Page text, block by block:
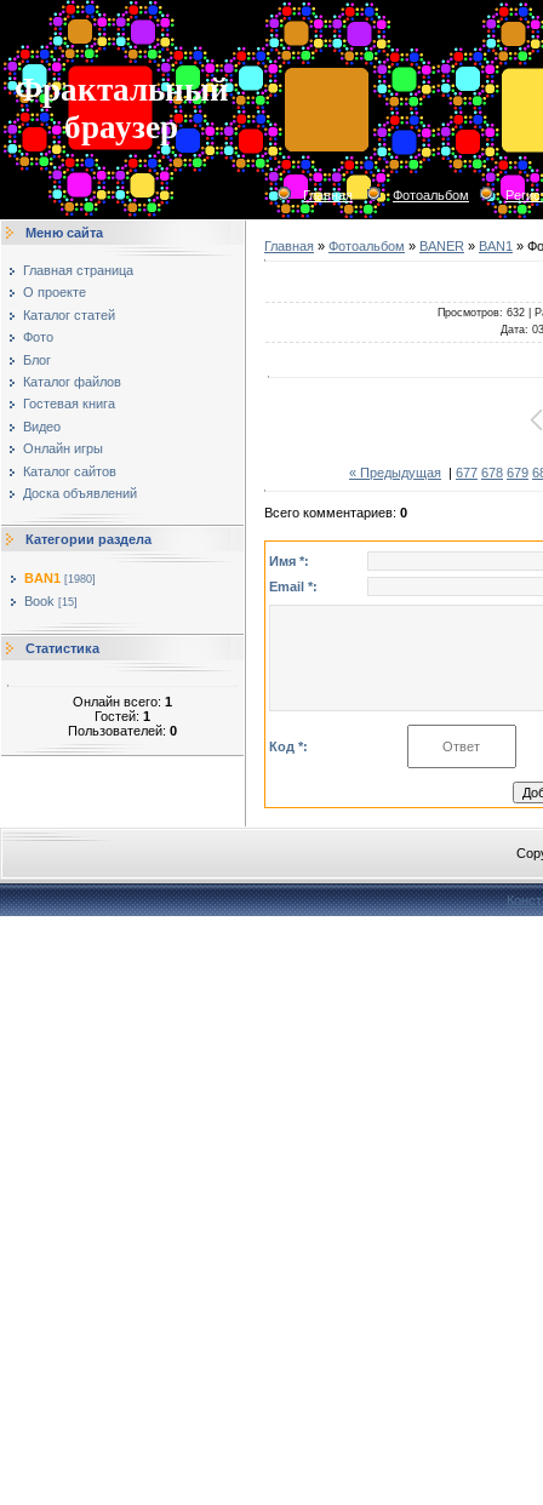
Фрактальный
браузер
Главная Фотоальбом
Меню сайта
Главная страница
О проекте
Каталог статей
Фото
Блог
Каталог файлов
Гостевая книга
Видео
Онлайн игры
Каталог сайтов
Доска объявлений
Категории раздела
BAN1 [1980]
Book [15]
Статистика
Онлайн всего: 1
Гостей: 1
Пользователей: 0
Главная » Фотоальбом » BANER » BAN1 »
Просмотров: 632 |
Дата:
« Предыдущая | 677 678 679
Всего комментариев: 0
Имя *:
Email *:
Код *: